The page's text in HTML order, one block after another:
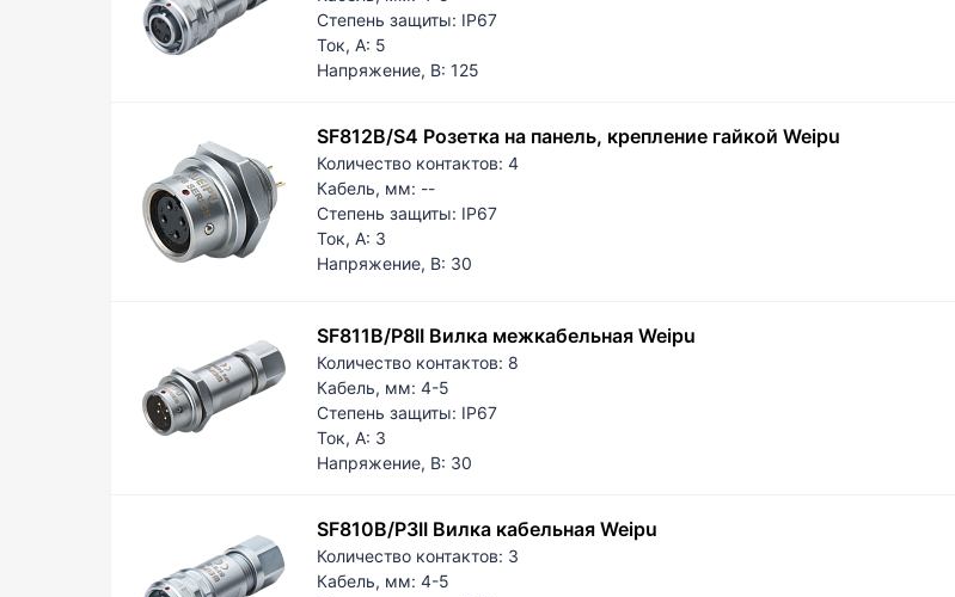
10.6-11
Степень защиты: IP67
Ток, А: 5
Напряжение, В: 125
SF812B/S4 Розетка на панель, крепление гайкой Weipu
Количество контактов: 4
Кабель, мм: --
Степень защиты: IP67
Ток, А: 3
Напряжение, В: 30
SF811B/P8II Вилка межкабельная Weipu
Количество контактов: 8
Кабель, мм: 4-5
Степень защиты: IP67
Ток, А: 3
Напряжение, В: 30
SF810B/P3II Вилка кабельная Weipu
Количество контактов: 3
Кабель, мм: 4-5